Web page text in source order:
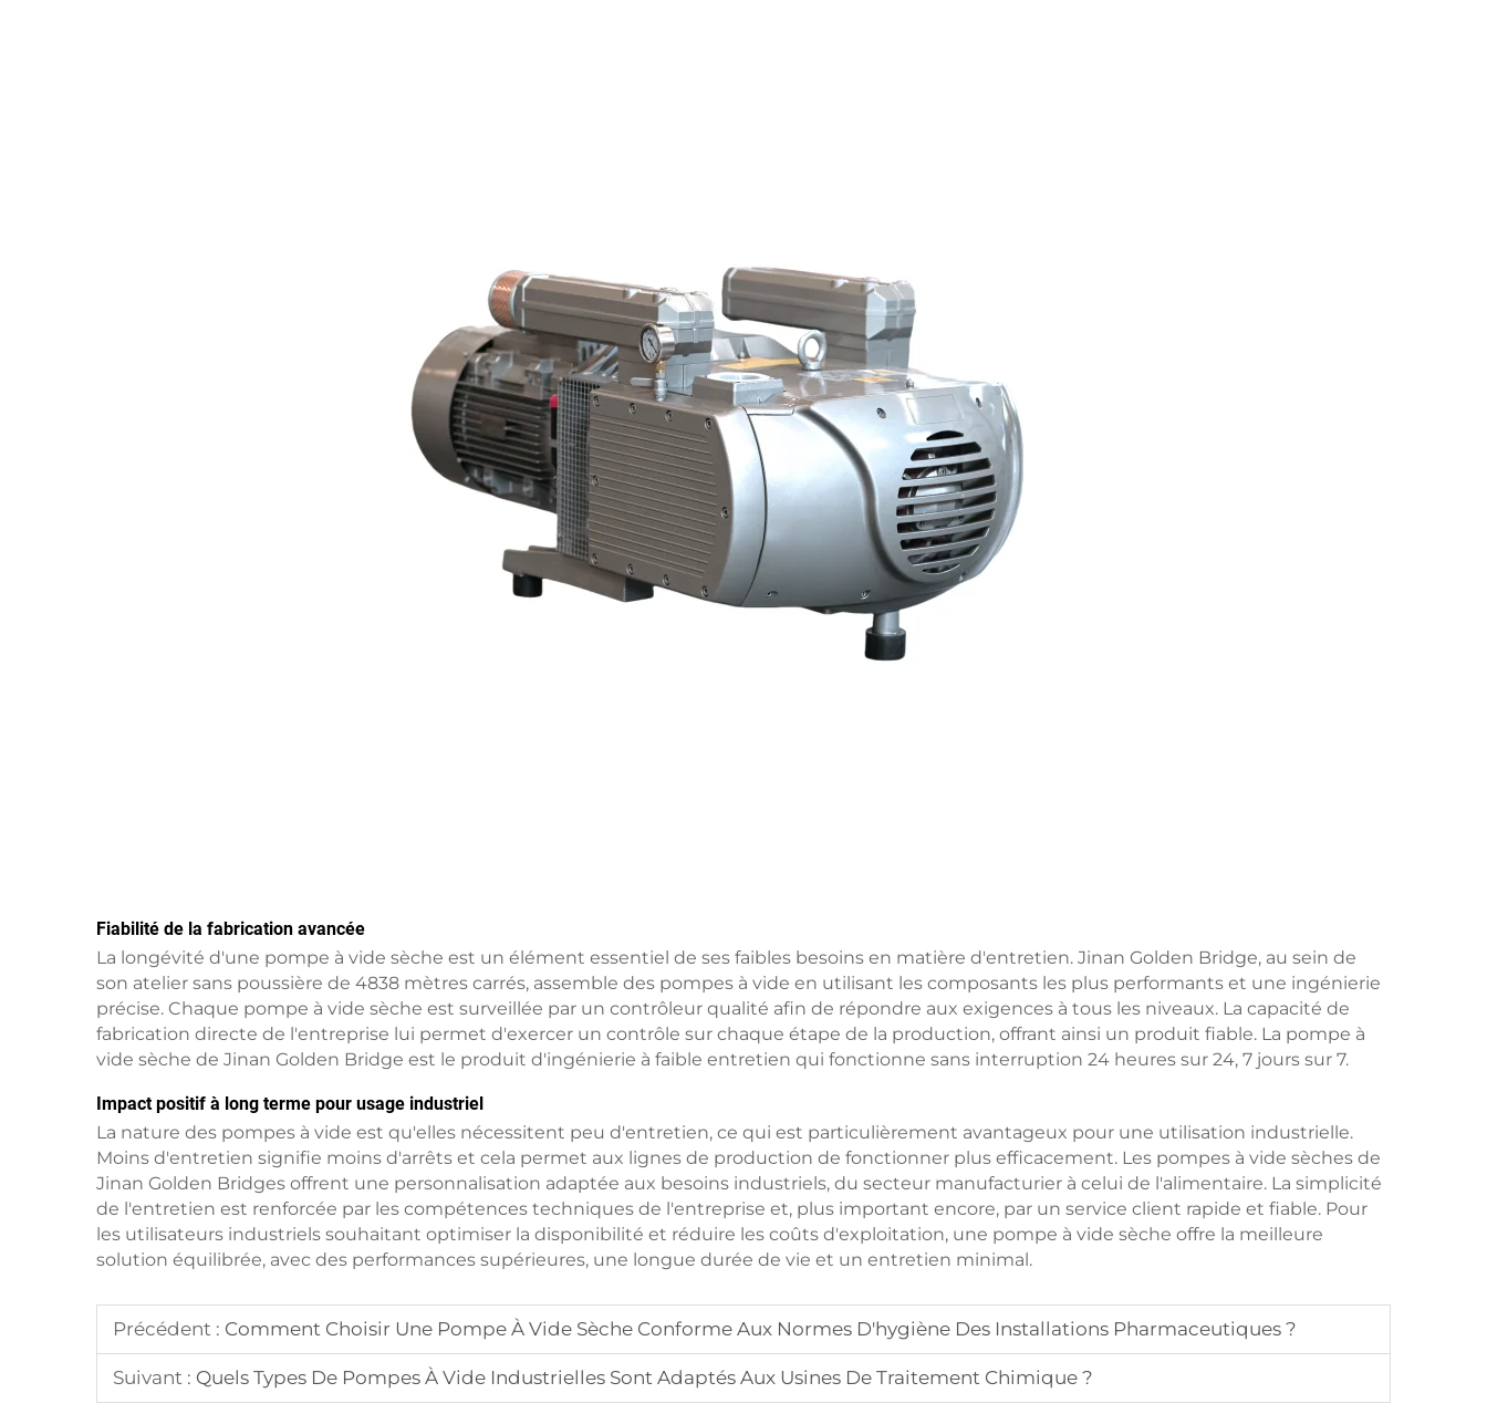
Fiabilité de la fabrication avancée
La longévité d'une pompe à vide sèche est un élément essentiel de ses faibles besoins en matière d'entretien. Jinan Golden Bridge, au sein de
son atelier sans poussière de 4838 mètres carrés, assemble des pompes à vide en utilisant les composants les plus performants et une ingénierie
précise. Chaque pompe à vide sèche est surveillée par un contrôleur qualité afin de répondre aux exigences à tous les niveaux. La capacité de
fabrication directe de l'entreprise lui permet d'exercer un contrôle sur chaque étape de la production, offrant ainsi un produit fiable. La pompe à
vide sèche de Jinan Golden Bridge est le produit d'ingénierie à faible entretien qui fonctionne sans interruption 24 heures sur 24, 7 jours sur 7.
Impact positif à long terme pour usage industriel
La nature des pompes à vide est qu'elles nécessitent peu d'entretien, ce qui est particulièrement avantageux pour une utilisation industrielle.
Moins d'entretien signifie moins d'arrêts et cela permet aux lignes de production de fonctionner plus efficacement. Les pompes à vide sèches de
Jinan Golden Bridges offrent une personnalisation adaptée aux besoins industriels, du secteur manufacturier à celui de l'alimentaire. La simplicité
de l'entretien est renforcée par les compétences techniques de l'entreprise et, plus important encore, par un service client rapide et fiable. Pour
les utilisateurs industriels souhaitant optimiser la disponibilité et réduire les coûts d'exploitation, une pompe à vide sèche offre la meilleure
solution équilibrée, avec des performances supérieures, une longue durée de vie et un entretien minimal.
Précédent : Comment Choisir Une Pompe À Vide Sèche Conforme Aux Normes D'hygiène Des Installations Pharmaceutiques ?
Suivant : Quels Types De Pompes À Vide Industrielles Sont Adaptés Aux Usines De Traitement Chimique ?